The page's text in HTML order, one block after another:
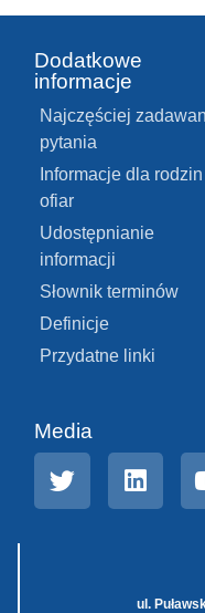
Dodatkowe
informacje
Najczęściej
pytania
Informacje dla rodzin
ofiar
Udostępnianie
informacji
Słownik terminów
Definicje
Przydatne linki
Media
ul.